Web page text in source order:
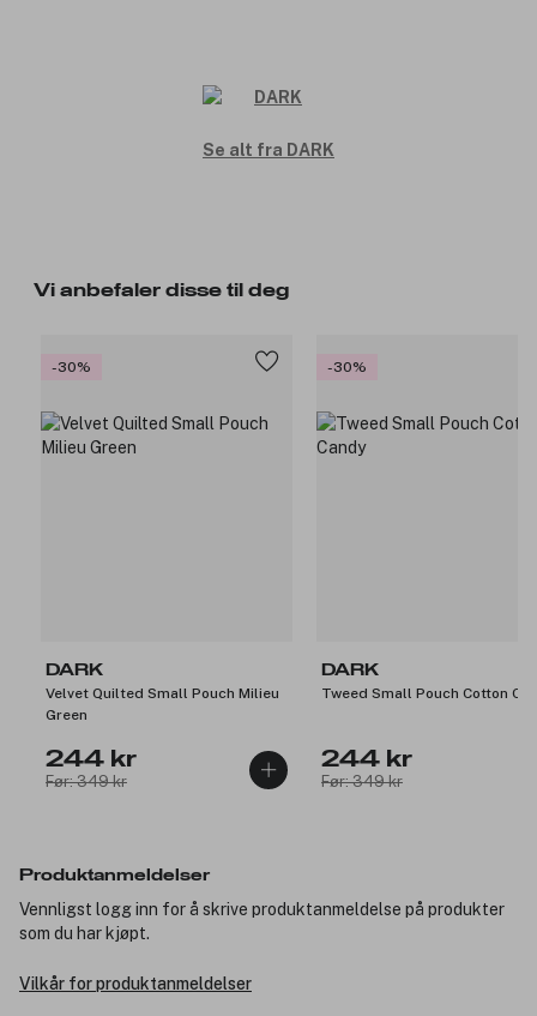
Se alt fra DARK
Vi anbefaler disse til deg
-30%
DARK
Velvet Quilted Small Pouch Milieu
Green
244 kr
Før: 349 kr
-30%
DARK
Tweed Small Pouch Cotton
244 kr
Før: 349 kr
Produktanmeldelser
Vennligst logg inn for å skrive produktanmeldelse på produkter
som du har kjøpt.
Vilkår for produktanmeldelser